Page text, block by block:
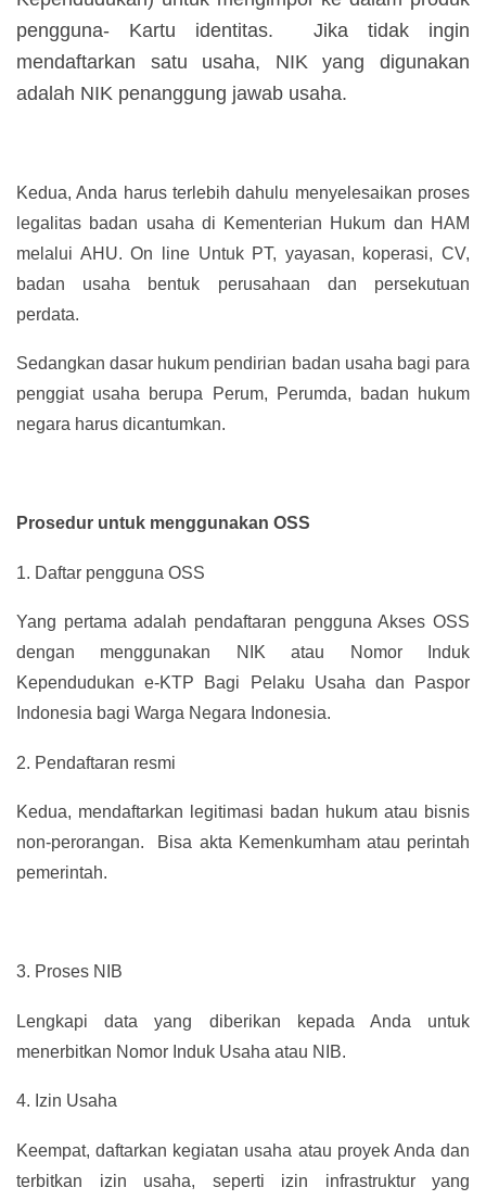
pengguna- Kartu identitas. Jika tidak ingin
mendaftarkan satu usaha, NIK yang digunakan
adalah NIK penanggung jawab usaha.
Kedua, Anda harus terlebih dahulu menyelesaikan proses
legalitas badan usaha di Kementerian Hukum dan HAM
melalui AHU. On line Untuk PT, yayasan, koperasi, CV,
badan usaha bentuk perusahaan dan persekutuan
perdata.
Sedangkan dasar hukum pendirian badan usaha bagi para
penggiat usaha berupa Perum, Perumda, badan hukum
negara harus dicantumkan.
Prosedur untuk menggunakan OSS
1. Daftar pengguna OSS
Yang pertama adalah pendaftaran pengguna Akses OSS
dengan menggunakan NIK atau Nomor Induk
Kependudukan e-KTP Bagi Pelaku Usaha dan Paspor
Indonesia bagi Warga Negara Indonesia.
2. Pendaftaran resmi
Kedua, mendaftarkan legitimasi badan hukum atau bisnis
non-perorangan. Bisa akta Kemenkumham atau perintah
pemerintah.
3. Proses NIB
Lengkapi data yang diberikan kepada Anda untuk
menerbitkan Nomor Induk Usaha atau NIB.
4. Izin Usaha
Keempat, daftarkan kegiatan usaha atau proyek Anda dan
terbitkan izin usaha, seperti izin infrastruktur yang